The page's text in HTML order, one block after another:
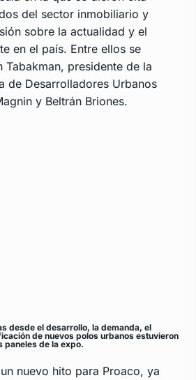
del sector inmobiliario y
sobre la actualidad y el
en el país. Entre ellos se
Tabakman, presidente de la
de Desarrolladores Urbanos
y Beltrán Briones.
desde el desarrollo, la demanda, el
de nuevos polos urbanos estuvieron
paneles de la expo.
nuevo hito para Proaco, ya